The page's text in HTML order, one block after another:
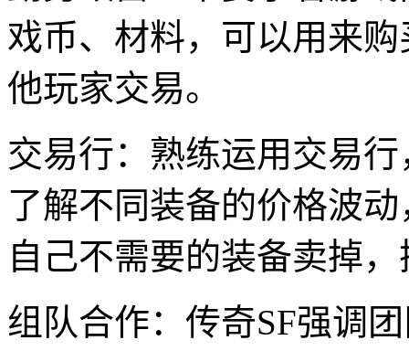
戏币、材料，可以用来
他玩家交易。
交易行：熟练运用交易
了解不同装备的价格波
自己不需要的装备卖掉
组队合作：传奇SF强调